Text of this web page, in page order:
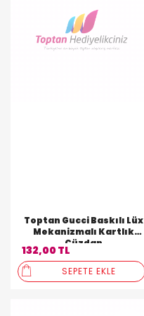
Toptan Gucci Baskılı Lüx
Mekanizmalı Kartlık
Cüzdan
132,00 TL
SEPETE EKLE